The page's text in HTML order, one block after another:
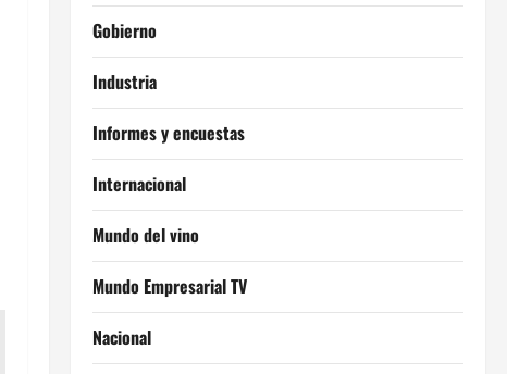
Gobierno
Industria
Informes y encuestas
Internacional
Mundo del vino
Mundo Empresarial TV
Nacional